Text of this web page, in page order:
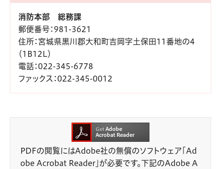
消防本部 総務課
郵便番号 ：981-3621
住所：宮城県黒川郡大和町吉岡字土保田11番地の4
（1B12L）
電話 ：022-345-6778
ファックス ：022-345-0012
PDFの閲覧にはAdobe社の無償のソフトウェア「Ad
obe Acrobat Reader」が必要です。下記のAdobe A